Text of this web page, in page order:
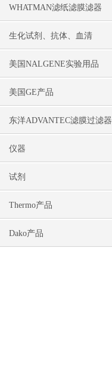
WHATMAN滤纸滤膜滤器
生化试剂、抗体、血清
美国NALGENE实验用品
美国GE产品
东洋ADVANTEC滤膜过滤器
仪器
试剂
Thermo产品
Dako产品